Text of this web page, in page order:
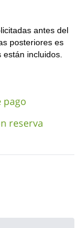
con vista
cumbres a
a casa.
hay
son posibles
antes del
posteriores es
incluidos.
pago
reserva